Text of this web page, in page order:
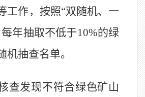
工作，按照“双随机、一
年抽取不低于10%的绿
机抽查名单。
查发现不符合绿色矿山